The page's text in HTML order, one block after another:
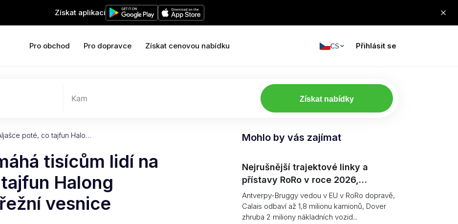
Získat aplikaci
Pro obchod Pro dopravce Získat cenovou nabídku CS Přihlásit se
Kam Získat nabídky
poté, co tajfun Halo…
tisícům lidí na
Halong
vesnice
Mohlo by vás zajímat
Nejrušnější trajektové linky a
přístavy RoRo v roce 2026,
seřazeno (jednotky vs. tunáž)
Antverpy-Bruggy vedou v EU v RoRo dopravě,
Calais odbaví až 1,8 milionu kamionů, Dover
zhruba 2 miliony nákladních vozid...